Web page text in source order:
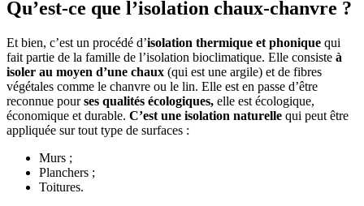
Qu’est-ce que l’isolation chaux-chanvre ?
Et bien, c’est un procédé d’isolation thermique et phonique qui
fait partie de la famille de l’isolation bioclimatique. Elle consiste à
isoler au moyen d’une chaux (qui est une argile) et de fibres
végétales comme le chanvre ou le lin. Elle est en passe d’être
reconnue pourses qualités écologiques, elle est écologique,
économique et durable. C’est une isolation naturelle qui peut être
appliquée sur tout type de surfaces :
Murs ;
Planchers ;
Toitures.